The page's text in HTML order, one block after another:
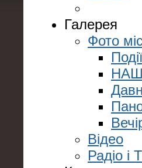
Галерея
Фото
Відео
Радіо і